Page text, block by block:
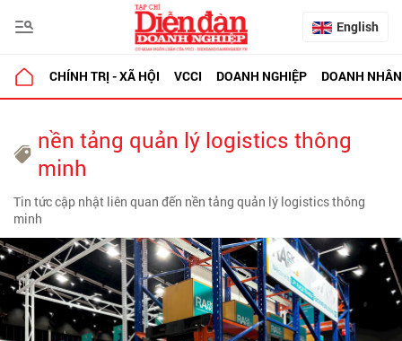
English
CHÍNH TRỊ - XÃ HỘI VCCI DOANH NGHIỆP DOANH NHÂN
nền tảng quản lý logistics thông
minh
Tin tức cập nhật liên quan đến nền tảng quản lý logistics thông
minh